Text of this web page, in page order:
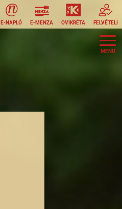
E-NAPLÓ E-MENZA OVIKRÉTA FELVÉTELI